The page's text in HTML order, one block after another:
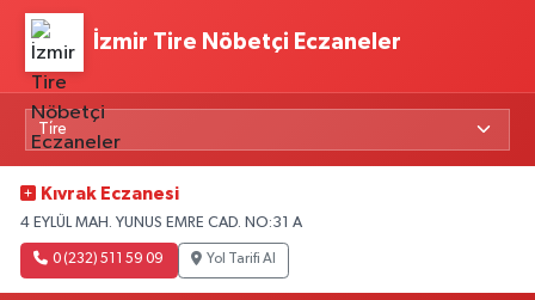
İzmir Tire Nöbetçi Eczaneler
Kıvrak Eczanesi
4 EYLÜL MAH. YUNUS EMRE CAD. NO:31 A
0 (232) 511 59 09 Yol Tarifi Al